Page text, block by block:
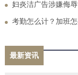
妇炎洁广告涉嫌侮
考勤怎么计？加班
最新资讯